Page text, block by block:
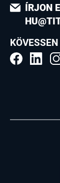
ÍRJON